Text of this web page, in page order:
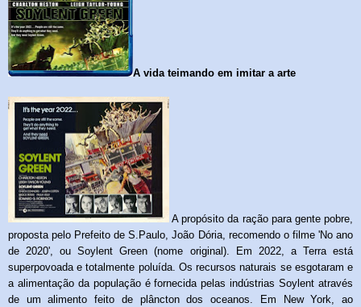
A vida teimando em imitar a arte
A propósito da ração para gente pobre,
proposta pelo Prefeito de S.Paulo, João Dória, recomendo o filme 'No ano
de 2020', ou Soylent Green (nome original). Em 2022, a Terra está
superpovoada e totalmente poluída. Os recursos naturais se esgotaram e
a alimentação da população é fornecida pelas indústrias Soylent através
de um alimento feito de plâncton dos oceanos. Em New York, ao